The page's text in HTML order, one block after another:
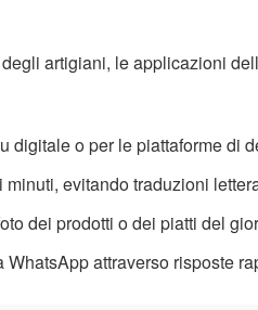
artigiani, le applicazioni
digitale o per le piattaforme di
evitando traduzioni
dei prodotti o dei piatti del
attraverso risposte